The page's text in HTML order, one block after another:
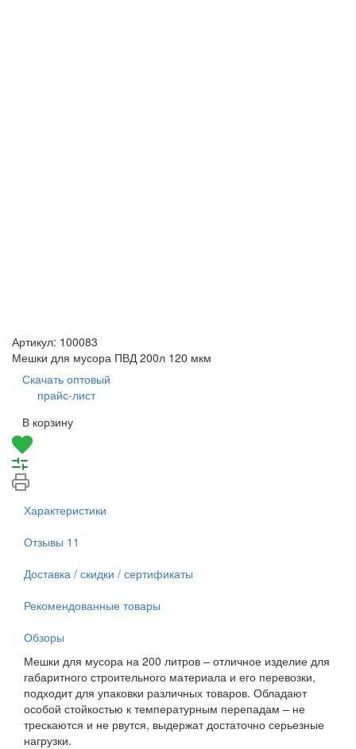
Артикул: 100083
Мешки для мусора ПВД 200л 120 мкм
Скачать оптовый
прайс-лист
В корзину
Характеристики
Отзывы 11
Доставка / скидки / сертификаты
Рекомендованные товары
Обзоры
Мешки для мусора на 200 литров – отличное изделие для
габаритного строительного материала и его перевозки,
подходит для упаковки различных товаров. Обладают
особой стойкостью к температурным перепадам – не
трескаются и не рвутся, выдержат достаточно серьезные
нагрузки.